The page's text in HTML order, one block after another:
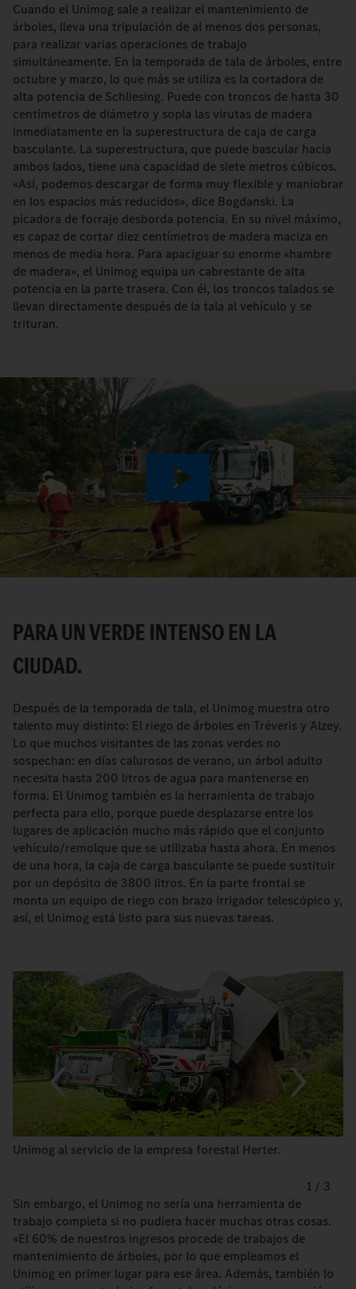
Cuando el Unimog sale a realizar el mantenimiento de
árboles, lleva una tripulación de al menos dos personas,
para realizar varias operaciones de trabajo
simultáneamente. En la temporada de tala de árboles, entre
octubre y marzo, lo que más se utiliza es la cortadora de
alta potencia de Schliesing. Puede con troncos de hasta 30
centímetros de diámetro y sopla las virutas de madera
inmediatamente en la superestructura de caja de carga
basculante. La superestructura, que puede bascular hacia
ambos lados, tiene una capacidad de siete metros cúbicos.
«Así, podemos descargar de forma muy flexible y maniobrar
en los espacios más reducidos», dice Bogdanski. La
picadora de forraje desborda potencia. En su nivel máximo,
es capaz de cortar diez centímetros de madera maciza en
menos de media hora. Para apaciguar su enorme «hambre
de madera», el Unimog equipa un cabrestante de alta
potencia en la parte trasera. Con él, los troncos talados se
llevan directamente después de la tala al vehículo y se
trituran.
Play
Video
PARA UN VERDE INTENSO EN LA
CIUDAD.
Después de la temporada de tala, el Unimog muestra otro
talento muy distinto: El riego de árboles en Tréveris y Alzey.
Lo que muchos visitantes de las zonas verdes no
sospechan: en días calurosos de verano, un árbol adulto
necesita hasta 200 litros de agua para mantenerse en
forma. El Unimog también es la herramienta de trabajo
perfecta para ello, porque puede desplazarse entre los
lugares de aplicación mucho más rápido que el conjunto
vehículo/remolque que se utilizaba hasta ahora. En menos
de una hora, la caja de carga basculante se puede sustituir
por un depósito de 3800 litros. En la parte frontal se
monta un equipo de riego con brazo irrigador telescópico y,
así, el Unimog está listo para sus nuevas tareas.
Unimog al servicio de la empresa forestal Herter.
1 / 3
Sin embargo, el Unimog no sería una herramienta de
trabajo completa si no pudiera hacer muchas otras cosas.
«El 60% de nuestros ingresos procede de trabajos de
mantenimiento de árboles, por lo que empleamos el
Unimog en primer lugar para ese área. Además, también lo